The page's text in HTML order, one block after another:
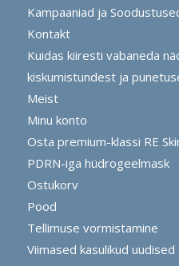
Kampaaniad ja
Kontakt
Kuidas kiiresti vabaneda
kiskumistundest ja
Meist
Minu konto
Osta premium-klassi RE
PDRN-iga hüdrogeelmask
Ostukorv
Pood
Tellimuse vormistamine
Viimased kasulikud uudised